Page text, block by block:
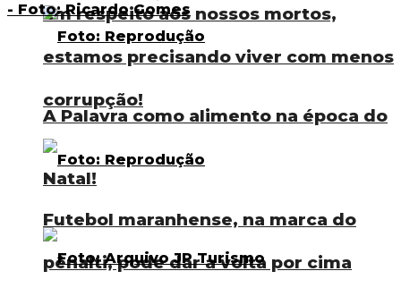
Em respeito aos nossos mortos,
estamos precisando viver com menos
corrupção!
Futebol maranhense, na marca do
pênalti, pode dar a volta por cima
A Palavra como alimento na época do
Natal!